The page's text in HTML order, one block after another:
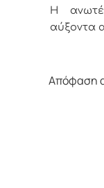
Η
αύξοντα
Απόφαση